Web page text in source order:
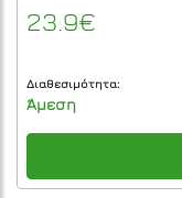
23.9€
Διαθεσιμότητα:
Άμεση